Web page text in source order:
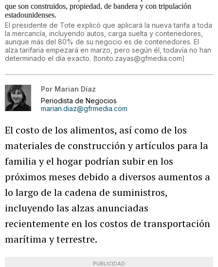
El presidente de Tote explicó que aplicará la nueva tarifa a toda
la mercancía, incluyendo autos, carga suelta y contenedores,
aunque más del 80% de su negocio es de contenedores. El
alza tarifaria empezará en marzo, pero según él, todavía no han
determinado el día exacto. (tonito.zayas@gfmedia.com)
Por Marian Díaz
Periodista de Negocios
marian.diaz@gfrmedia.com
El costo de los alimentos, así como de los
materiales de construcción y artículos para la
familia y el hogar podrían subir en los
próximos meses debido a diversos aumentos a
lo largo de la cadena de suministros,
incluyendo las alzas anunciadas
recientemente en los costos de transportación
marítima y terrestre.
PUBLICIDAD